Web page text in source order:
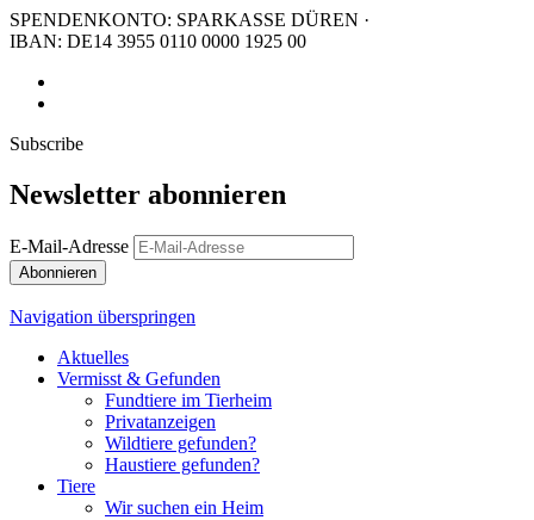
SPENDENKONTO: SPARKASSE DÜREN ·
IBAN: DE14 3955 0110 0000 1925 00
Subscribe
Newsletter abonnieren
E-Mail-Adresse
Abonnieren
Navigation überspringen
Aktuelles
Vermisst & Gefunden
Fundtiere im Tierheim
Privatanzeigen
Wildtiere gefunden?
Haustiere gefunden?
Tiere
Wir suchen ein Heim